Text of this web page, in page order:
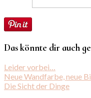
Das könnte dir auch
Leider vorbei…
Neue Wandfarbe, neue
Die Sicht der Dinge